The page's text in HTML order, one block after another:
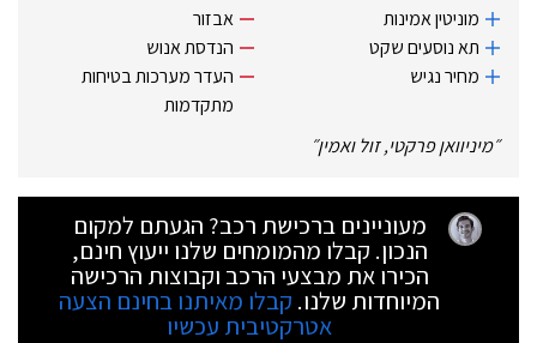
מוניטין אמינות
תא נוסעים שקט
מחיר נגיש
אבזור
הנדסת אנוש
העדר מערכות בטיחות
מתקדמות
״מיניוואן פרקטי, זול ואמין״
מעוניינים ברכישת רכב? הגעתם למקום
הנכון. קבלו מהמומחים שלנו ייעוץ חינם,
הכירו את מבצעי הרכב וקבוצות הרכישה
המיוחדות שלנו. קבלו מאיתנו בחינם הצעה
אטרקטיבית עכשיו